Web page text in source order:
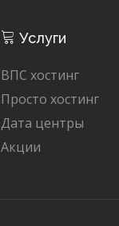
Услуги
ВПС хостинг
Просто хостинг
Дата центры
Акции